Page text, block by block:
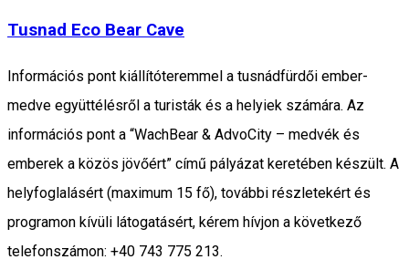
Tusnad Eco Bear Cave
Információs pont kiállítóteremmel a tusnádfürdői ember-
medve együttélésről a turisták és a helyiek számára. Az
információs pont a “WachBear & AdvoCity – medvék és
emberek a közös jövőért” című pályázat keretében készült. A
helyfoglalásért (maximum 15 fő), további részletekért és
programon kívüli látogatásért, kérem hívjon a következő
telefonszámon: +40 743 775 213.